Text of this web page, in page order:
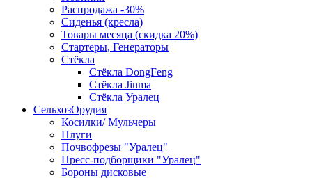
Распродажа -30%
Сиденья (кресла)
Товары месяца (скидка 20%)
Стартеры, Генераторы
Стёкла
Стёкла DongFeng
Стёкла Jinma
Стёкла Уралец
СельхозОрудия
Косилки/ Мульчеры
Плуги
Почвофрезы "Уралец"
Пресс-подборщики "Уралец"
Бороны дисковые